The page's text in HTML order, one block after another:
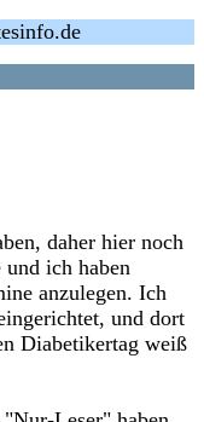
daher hier noch
ich haben
anzulegen. Ich
und dort
Diabetikertag weiß